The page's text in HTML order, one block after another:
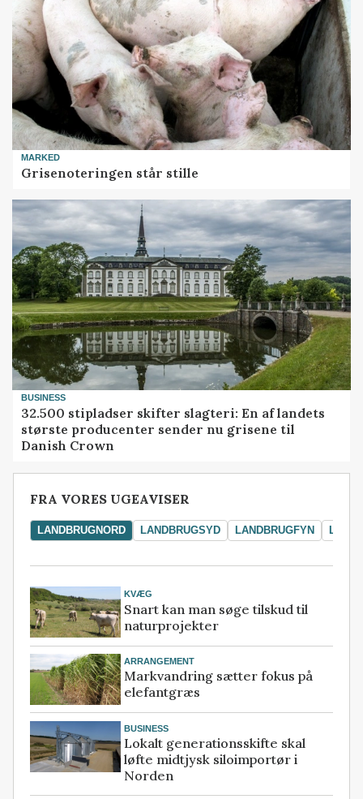
MARKED
Grisenoteringen står stille
BUSINESS
32.500 stipladser skifter slagteri: En af landets
største producenter sender nu grisene til
Danish Crown
FRA VORES UGEAVISER
LANDBRUGNORD LANDBRUGSYD LANDBRUGFYN
KVÆG
Snart kan man søge tilskud til
naturprojekter
ARRANGEMENT
Markvandring sætter fokus på
elefantgræs
BUSINESS
Lokalt generationsskifte skal
løfte midtjysk siloimportør i
Norden